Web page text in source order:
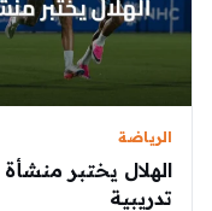
الرياضة
الهلال يختبر
تدريبية